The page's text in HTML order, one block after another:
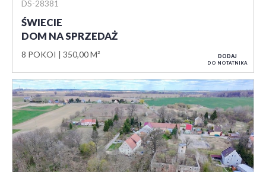
DS-28381
ŚWIECIE
DOM NA SPRZEDAŻ
8 POKOI 350,00 M² DODAJ
DO NOTATNIKA